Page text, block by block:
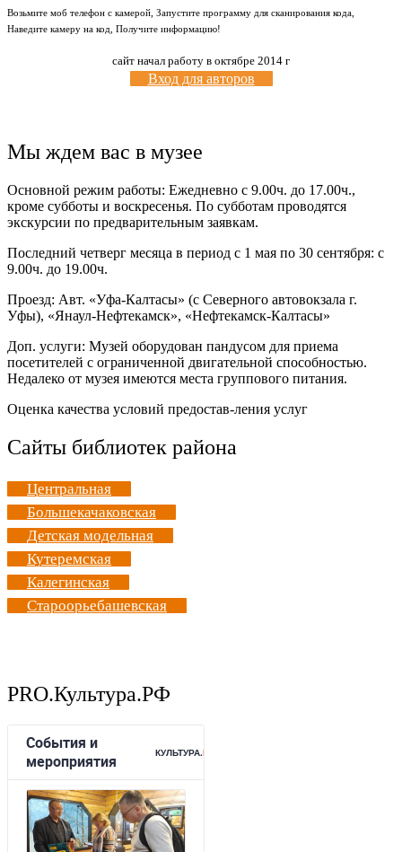
Возьмите моб телефон с камерой, Запустите программу для сканирования кода,
Наведите камеру на код, Получите информацию!
сайт начал работу в октябре 2014 г
Вход для авторов
Мы ждем вас в музее
Основной режим работы: Ежедневно с 9.00ч. до 17.00ч.,
кроме субботы и воскресенья. По субботам проводятся
экскурсии по предварительным заявкам.
Последний четверг месяца в период с 1 мая по 30 сентября: с
9.00ч. до 19.00ч.
Проезд: Авт. «Уфа-Калтасы» (с Северного автовокзала г.
Уфы), «Янаул-Нефтекамск», «Нефтекамск-Калтасы»
Доп. услуги: Музей оборудован пандусом для приема
посетителей с ограниченной двигательной способностью.
Недалеко от музея имеются места группового питания.
Оценка качества условий предостав-ления услуг
Сайты библиотек района
Центральная
Большекачаковская
Детская модельная
Кутеремская
Калегинская
Староорьебашевская
PRO.Культура.РФ